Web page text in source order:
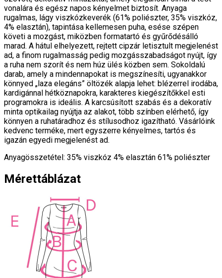
vonalára és egész napos kényelmet biztosít. Anyaga
rugalmas, lágy viszkózkeverék (61% poliészter, 35% viszkóz,
4% elasztán), tapintása kellemesen puha, esése szépen
követi a mozgást, miközben formatartó és gyűrődésálló
marad. A hátul elhelyezett, rejtett cipzár letisztult megjelenést
ad, a finom rugalmasság pedig mozgásszabadságot nyújt, így
a ruha nem szorít és nem húz ülés közben sem. Sokoldalú
darab, amely a mindennapokat is megszínesíti, ugyanakkor
könnyed „laza elegáns” öltözék alapja lehet: blézerrel irodába,
kardigánnal hétköznapokra, karakteres kiegészítőkkel esti
programokra is ideális. A karcsúsított szabás és a dekoratív
minta optikailag nyújtja az alakot, több színben elérhető, így
könnyen a ruhatáradhoz és stílusodhoz igazítható. Vásárlóink
kedvenc terméke, mert egyszerre kényelmes, tartós és
igazán egyedi megjelenést ad.
Anyagösszetétel: 35% viszkóz 4% elasztán 61% poliészter
Mérettáblázat